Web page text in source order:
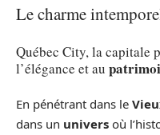
Le charme
Québec City, la capitale
l’élégance et au
En pénétrant dans le
dans un univers où